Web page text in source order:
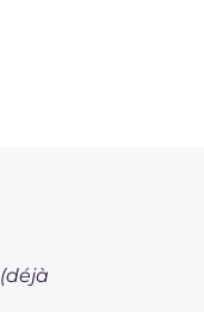
(déjà